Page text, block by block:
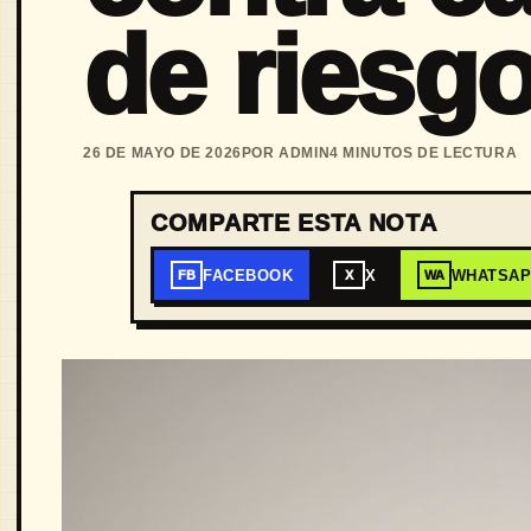
de
26 DE MAYO DE 2026 POR ADMIN4 MINUTOS DE LECTURA
COMPARTE ESTA NOTA
FB FACEBOOK X X WA